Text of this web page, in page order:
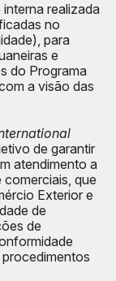
realizada
no
para
e
do Programa
a visão das
de garantir
atendimento a
que
Exterior e
de
de